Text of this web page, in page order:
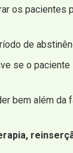
os pacientes
de
se o paciente
bem além da